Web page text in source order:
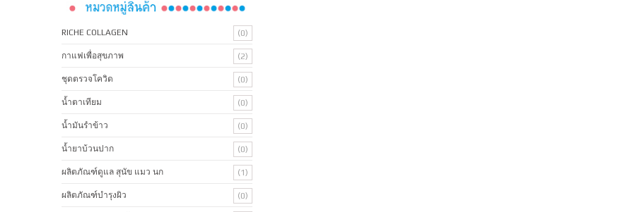
RICHE COLLAGEN (0)
กาแฟเพื่อสุขภาพ (2)
ชุดตรวจโควิด (0)
น้ำตาเทียม (0)
น้ำมันรำข้าว (0)
น้ำยาบ้วนปาก (0)
ผลิตภัณฑ์ดูแล สุนัข แมว นก (1)
ผลิตภัณฑ์บํารุงผิว (0)